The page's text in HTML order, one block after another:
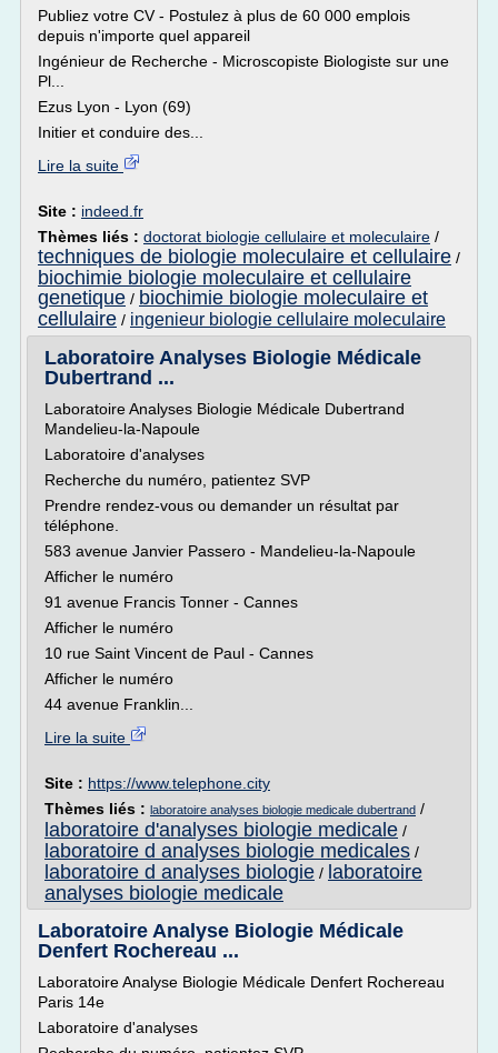
Publiez votre CV - Postulez à plus de 60 000 emplois
depuis n'importe quel appareil
Ingénieur de Recherche - Microscopiste Biologiste sur une
Pl...
Ezus Lyon - Lyon (69)
Initier et conduire des...
Lire la suite
Site : indeed.fr
Thèmes liés : doctorat biologie cellulaire et moleculaire /
techniques de biologie moleculaire et cellulaire /
biochimie biologie moleculaire et cellulaire
genetique / biochimie biologie moleculaire et
cellulaire / ingenieur biologie cellulaire moleculaire
Laboratoire Analyses Biologie Médicale
Dubertrand ...
Laboratoire Analyses Biologie Médicale Dubertrand
Mandelieu-la-Napoule
Laboratoire d'analyses
Recherche du numéro, patientez SVP
Prendre rendez-vous ou demander un résultat par
téléphone.
583 avenue Janvier Passero - Mandelieu-la-Napoule
Afficher le numéro
91 avenue Francis Tonner - Cannes
Afficher le numéro
10 rue Saint Vincent de Paul - Cannes
Afficher le numéro
44 avenue Franklin...
Lire la suite
Site : https://www.telephone.city
Thèmes liés : laboratoire analyses biologie medicale dubertrand /
laboratoire d'analyses biologie medicale /
laboratoire d analyses biologie medicales /
laboratoire d analyses biologie / laboratoire
analyses biologie medicale
Laboratoire Analyse Biologie Médicale
Denfert Rochereau ...
Laboratoire Analyse Biologie Médicale Denfert Rochereau
Paris 14e
Laboratoire d'analyses